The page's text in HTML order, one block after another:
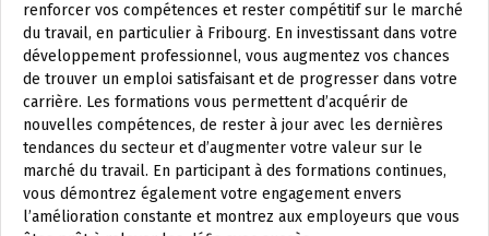
renforcer vos compétences et rester compétitif sur le marché
du travail, en particulier à Fribourg. En investissant dans votre
développement professionnel, vous augmentez vos chances
de trouver un emploi satisfaisant et de progresser dans votre
carrière. Les formations vous permettent d’acquérir de
nouvelles compétences, de rester à jour avec les dernières
tendances du secteur et d’augmenter votre valeur sur le
marché du travail. En participant à des formations continues,
vous démontrez également votre engagement envers
l’amélioration constante et montrez aux employeurs que vous